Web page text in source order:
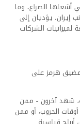
الصراع، وما
يؤديان إلى
الشركات
هرمز على
شهد آخرون - ممن
الحروب، أو ممن